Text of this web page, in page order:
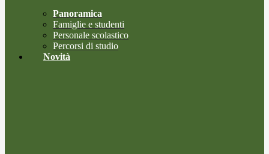
Panoramica
Famiglie e studenti
Personale scolastico
Percorsi di studio
Novità